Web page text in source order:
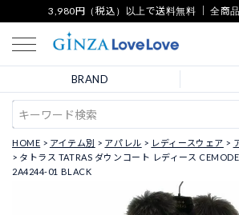
3,980円（税込）以上で送料無料 ｜ 全商
BRAND
HOME アイテム別 アパレル レディースウェア
タトラス TATRAS ダウンコート レディース
2A4244-01 BLACK